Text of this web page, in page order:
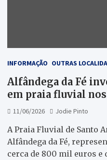
INFORMAÇÃO OUTRAS
Alfândega da Fé
em praia fluvial nos
11/06/2026 Jodie Pinto
A Praia Fluvial de Santo
Alfândega da Fé,
cerca de 800 mil euros e